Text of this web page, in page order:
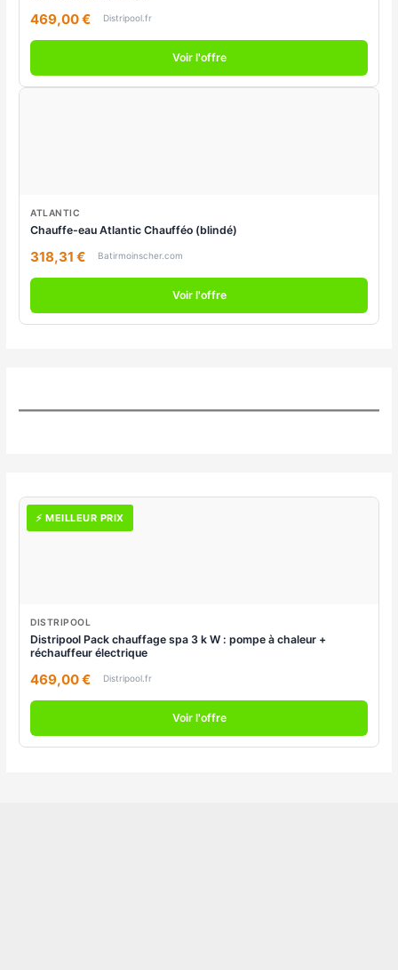
469,00 € Distripool.fr
Voir l'offre
ATLANTIC
Chauffe-eau Atlantic Chaufféo (blindé)
318,31 € Batirmoinscher.com
Voir l'offre
⚡ MEILLEUR PRIX
DISTRIPOOL
Distripool Pack chauffage spa 3 k W : pompe à chaleur +
réchauffeur électrique
469,00 € Distripool.fr
Voir l'offre